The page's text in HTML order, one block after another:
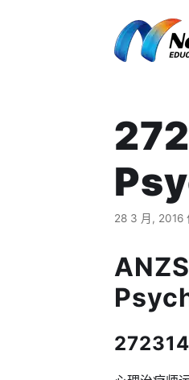
28 3 月, 2016